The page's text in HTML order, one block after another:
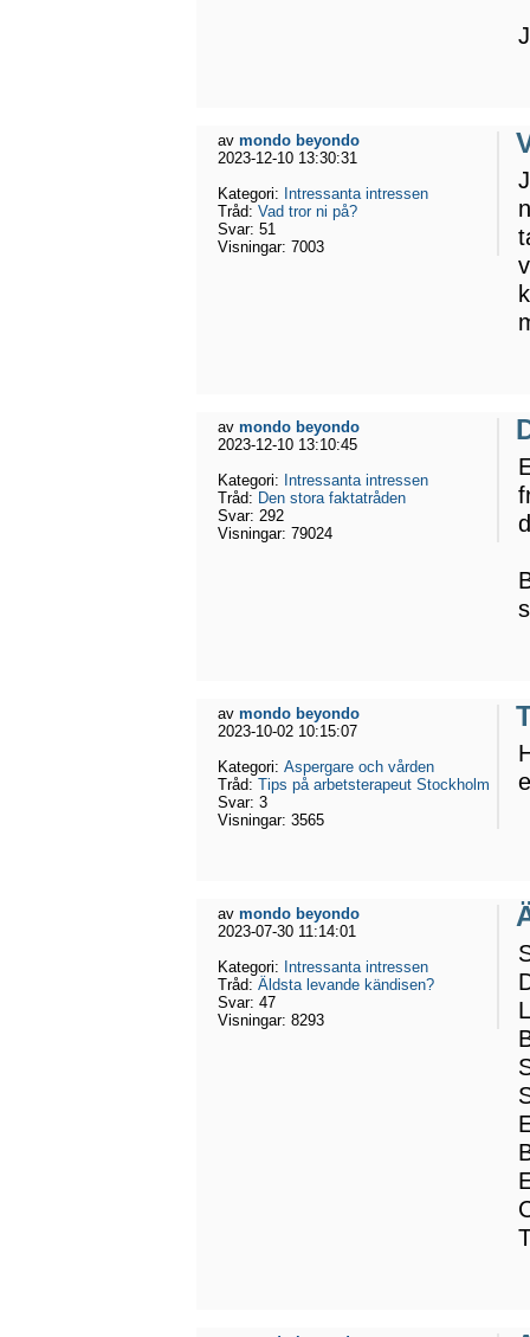
av mondo beyondo
2023-12-10 13:30:31
Kategori: Intressanta intressen
Tråd: Vad tror ni på?
Svar: 51
Visningar: 7003
av mondo beyondo
2023-12-10 13:10:45
Kategori: Intressanta intressen
Tråd: Den stora faktatråden
Svar: 292
Visningar: 79024
av mondo beyondo
2023-10-02 10:15:07
Kategori: Aspergare och vården
Tråd: Tips på arbetsterapeut Stockholm
Svar: 3
Visningar: 3565
av mondo beyondo
2023-07-30 11:14:01
Kategori: Intressanta intressen
Tråd: Äldsta levande kändisen?
Svar: 47
Visningar: 8293